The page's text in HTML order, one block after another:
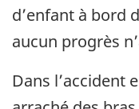
d’enfant à bord
aucun progrès
Dans l’accident